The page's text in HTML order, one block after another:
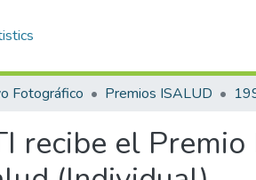
Fotográfico Premios ISALUD
recibe el